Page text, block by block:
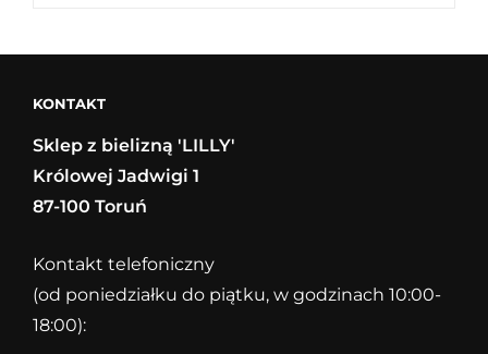
KONTAKT
Sklep z bielizną 'LILLY'
Królowej Jadwigi 1
87-100 Toruń
Kontakt telefoniczny
(od poniedziałku do piątku, w godzinach 10:00-
18:00):